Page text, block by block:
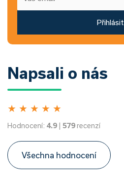
Přihlásit
Napsali o nás
★ ★ ★ ★ ★
Hodnocení: 4.9 | 579recenzí
Všechna hodnocení